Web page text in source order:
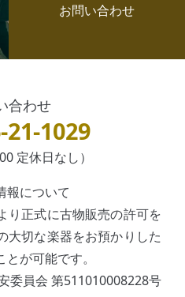
お問い合わせ
合わせ
21-1029
定休日なし）
報について
り正式に古物販売の許可を
大切な楽器をお預かりした
が可能です。
委員会 第511010008228号